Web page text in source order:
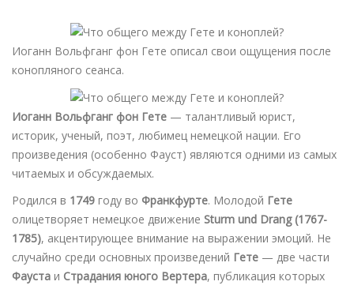
Иоганн Вольфганг фон Гете описал свои ощущения после
конопляного сеанса.
Иоганн Вольфганг фон Гете — талантливый юрист,
историк, ученый, поэт, любимец немецкой нации. Его
произведения (особенно Фауст) являются одними из самых
читаемых и обсуждаемых.
Родился в 1749 году во Франкфурте. Молодой Гете
олицетворяет немецкое движение Sturm und Drang (1767-
1785), акцентирующее внимание на выражении эмоций. Не
случайно среди основных произведений Гете — две части
Фауста и Страдания юного Вертера, публикация которых